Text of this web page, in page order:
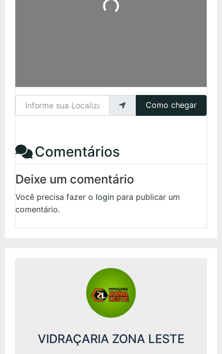
Informe sua Localização
Como chegar
Comentários
Deixe um comentário
Você precisa fazer o login para publicar um
comentário.
VIDRAÇARIA ZONA LESTE